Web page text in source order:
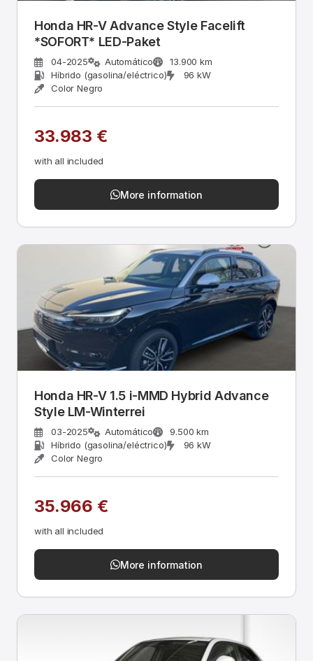
Honda HR-V Advance Style Facelift
*SOFORT* LED-Paket
04-2025 Automático
13.900 km
Híbrido (gasolina/eléctrico)
96 kW
Color Negro
33.983 €
with all included
More information
Honda HR-V 1.5 i-MMD Hybrid Advance
Style LM-Winterrei
03-2025 Automático
9.500 km
Híbrido (gasolina/eléctrico)
96 kW
Color Negro
35.966 €
with all included
More information